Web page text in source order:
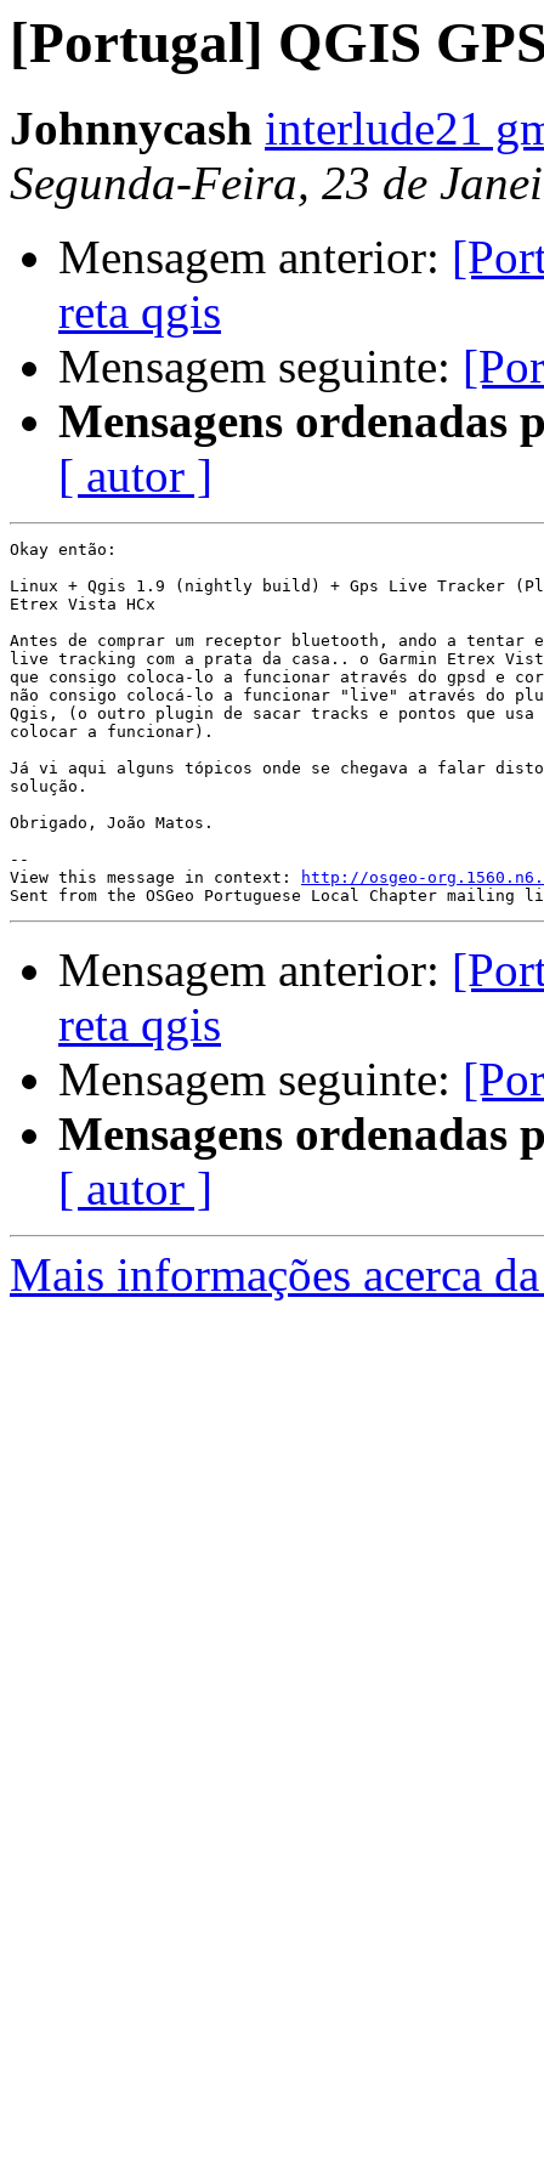
[Portugal] QGIS
Johnnycash interlude21
Segunda-Feira, 23 de
Mensagem anterior:
reta qgis
Mensagem seguinte:
Mensagens ordenadas
[ autor ]
Okay então:
Linux + Qgis 1.9 (nightly build) + Gps Live Tracker
Etrex Vista HCx
Antes de comprar um receptor bluetooth, ando a tentar
live tracking com a prata da casa.. o Garmin Etrex
que consigo coloca-lo a funcionar através do gpsd e
não consigo colocá-lo a funcionar "live" através do
Qgis, (o outro plugin de sacar tracks e pontos que usa
colocar a funcionar).
Já vi aqui alguns tópicos onde se chegava a falar disto,
solução.
Obrigado, João Matos.
--
View this message in context:
http://osgeo-
Mensagem anterior:
reta qgis
Mensagem seguinte:
Mensagens ordenadas
[ autor ]
Mais informações acerca